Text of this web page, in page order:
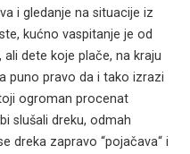
i gledanje na situacije iz
kućno vaspitanje je od
dete koje plače, na kraju
puno pravo da i tako izrazi
ogroman procenat
slušali dreku, odmah
dreka zapravo “pojačava“ i